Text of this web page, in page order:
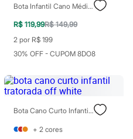
Bota Infantil Cano Médio Com Laço Poá Preta
R$ 119,99R$ 149,99
2 por R$ 199
30% OFF - CUPOM 8DO8
Bota Cano Curto Infantil Tratorada Off White
+ 2 cores